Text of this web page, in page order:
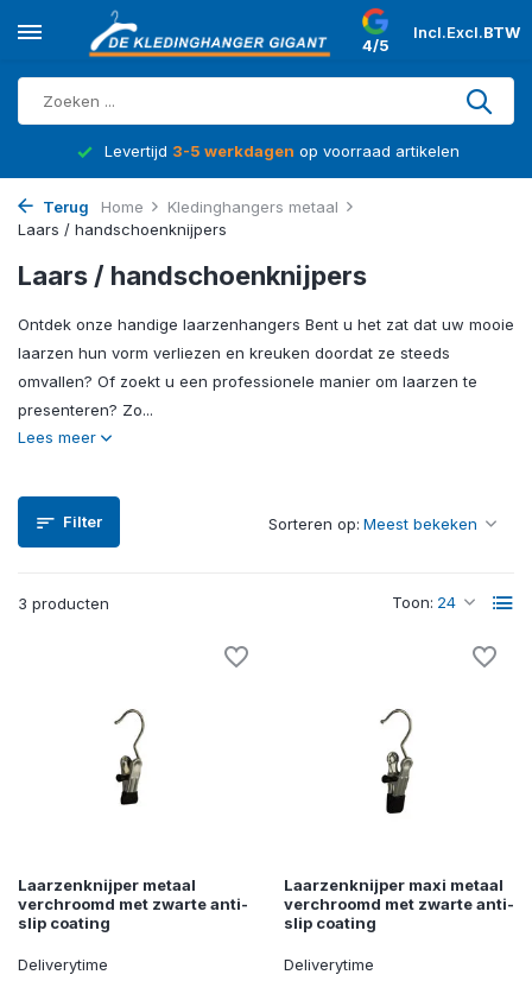
4/5
Incl.Excl.BTW
Levertijd 3-5 werkdagen op voorraad artikelen
Terug Home
Kledinghangers metaal
Laars / handschoenknijpers
Laars / handschoenknijpers
Ontdek onze handige laarzenhangers Bent u het zat dat uw mooie
laarzen hun vorm verliezen en kreuken doordat ze steeds
omvallen? Of zoekt u een professionele manier om laarzen te
presenteren? Zo...
Lees meer
Filter
3 producten Toon:
Sorteren op:
Laarzenknijper metaal
verchroomd met zwarte anti-
slip coating
Deliverytime
Laarzenknijper maxi metaal
verchroomd met zwarte anti-
slip coating
Deliverytime